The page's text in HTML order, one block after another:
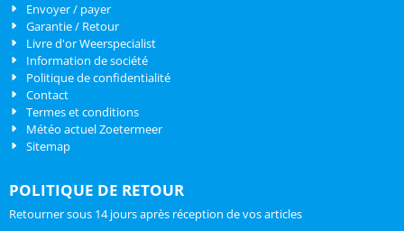
Envoyer / payer
Garantie / Retour
Livre d'or Weerspecialist
Information de société
Politique de confidentialité
Contact
Termes et conditions
Météo actuel Zoetermeer
Sitemap
POLITIQUE DE RETOUR
Retourner sous 14 jours après réception de vos articles